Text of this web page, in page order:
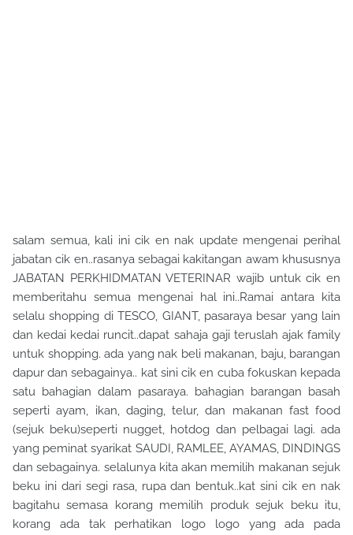
salam semua, kali ini cik en nak update mengenai perihal
jabatan cik en..rasanya sebagai kakitangan awam khususnya
JABATAN PERKHIDMATAN VETERINAR wajib untuk cik en
memberitahu semua mengenai hal ini..Ramai antara kita
selalu shopping di TESCO, GIANT, pasaraya besar yang lain
dan kedai kedai runcit..dapat sahaja gaji teruslah ajak family
untuk shopping. ada yang nak beli makanan, baju, barangan
dapur dan sebagainya.. kat sini cik en cuba fokuskan kepada
satu bahagian dalam pasaraya. bahagian barangan basah
seperti ayam, ikan, daging, telur, dan makanan fast food
(sejuk beku)seperti nugget, hotdog dan pelbagai lagi. ada
yang peminat syarikat SAUDI, RAMLEE, AYAMAS, DINDINGS
dan sebagainya. selalunya kita akan memilih makanan sejuk
beku ini dari segi rasa, rupa dan bentuk..kat sini cik en nak
bagitahu semasa korang memilih produk sejuk beku itu,
korang ada tak perhatikan logo logo yang ada pada